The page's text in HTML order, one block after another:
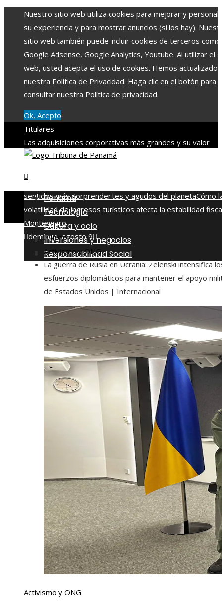
Nuestro sitio web utiliza cookies para mejorar y
su experiencia y para mostrar anuncios (si los hay).
sitio web también puede incluir cookies de terceros como
Google Adsense, Google Analytics, Youtube. Al utilizar el
web, usted acepta el uso de cookies. Hemos actualizado
nuestra Política de Privacidad. Haga clic en el botón para
consultar nuestra Política de privacidad.
Ok, Acepto
Titulares
Las adquisiciones corporativas más grandes y su valor
récordAlianza entre Disney y TikTok para impulsar
filosofía del cine distópico
sentidos más sorprendentes y agudos del planetaCómo
volatilidad de ingresos turísticos afecta la estabilidad
Montenegro
domingo, agosto 9
Panamá
Tecnología
Cultura y ocio
Inversiones y negocios
Responsabilidad Social
Inicio
Activismo y ONG
La guerra de Rusia en Ucrania: Zelenski intensifica
esfuerzos diplomáticos para mantener el apoyo
de Estados Unidos | Internacional
Activismo y ONG